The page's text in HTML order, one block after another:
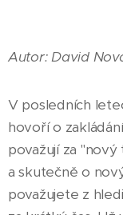
Autor: David
V posledních
hovoří o
považují za
a skutečně o
považujete z